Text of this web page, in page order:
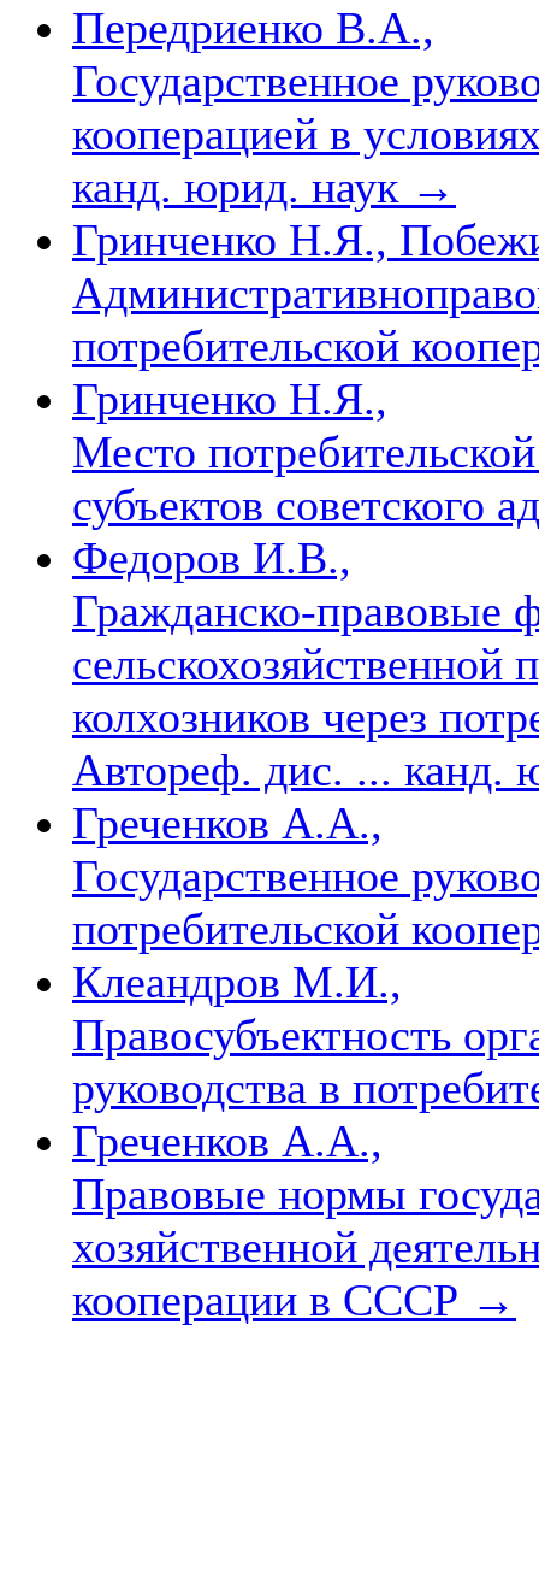
Передриенко В.А.,
Государственное
кооперацией в
канд. юрид. наук →
Гринченко Н.Я.,
потребительской
Гринченко Н.Я.,
Место
субъектов советского
Федоров И.В.,
Гражданско-правовые
сельскохозяйственной
колхозников через
Автореф. дис. ... канд.
Греченков А.А.,
Государственное
потребительской
Клеандров М.И.,
Правосубъектность
руководства в
Греченков А.А.,
Правовые нормы
хозяйственной
кооперации в СССР →